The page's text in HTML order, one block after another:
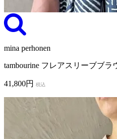
mina perhonen
tambourine フレアスリーブブラ
41,800円 税込